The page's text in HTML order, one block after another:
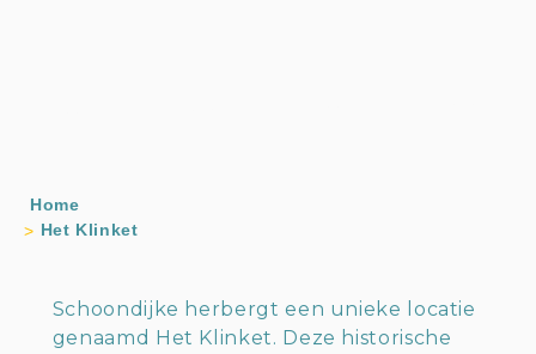
Home
Het Klinket
Schoondijke herbergt een unieke locatie
genaamd Het Klinket. Deze historische